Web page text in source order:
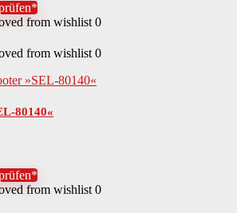
from wishlist 0
from wishlist 0
80140«
from wishlist 0